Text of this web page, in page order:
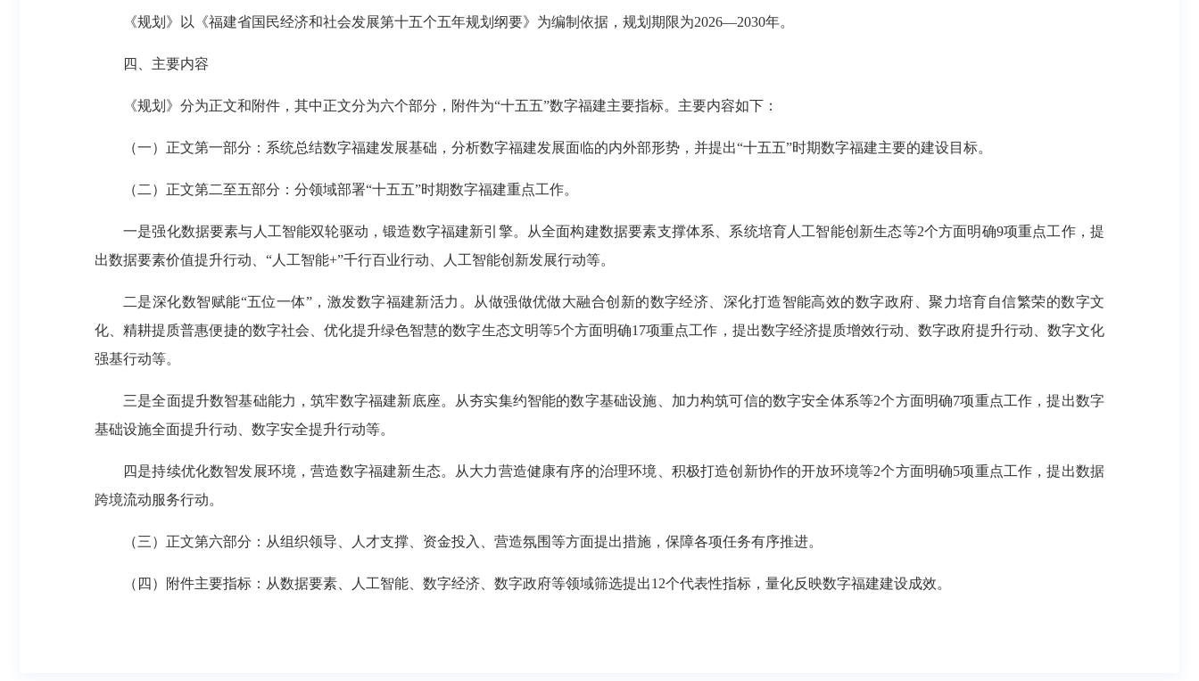
《规划》以《福建省国民经济和社会发展第十五个五年规划纲要》为编制依据，规划期限为2026—2030年。
四、主要内容
《规划》分为正文和附件，其中正文分为六个部分，附件为“十五五”数字福建主要指标。主要内容如下：
（一）正文第一部分：系统总结数字福建发展基础，分析数字福建发展面临的内外部形势，并提出“十五五”时期数字福建主要的建设目标。
（二）正文第二至五部分：分领域部署“十五五”时期数字福建重点工作。
一是强化数据要素与人工智能双轮驱动，锻造数字福建新引擎。从全面构建数据要素支撑体系、系统培育人工智能创新生态等2个方面明确9项重点工作，提
出数据要素价值提升行动、“人工智能+”千行百业行动、人工智能创新发展行动等。
二是深化数智赋能“五位一体”，激发数字福建新活力。从做强做优做大融合创新的数字经济、深化打造智能高效的数字政府、聚力培育自信繁荣的数字文
化、精耕提质普惠便捷的数字社会、优化提升绿色智慧的数字生态文明等5个方面明确17项重点工作，提出数字经济提质增效行动、数字政府提升行动、数字文化
强基行动等。
三是全面提升数智基础能力，筑牢数字福建新底座。从夯实集约智能的数字基础设施、加力构筑可信的数字安全体系等2个方面明确7项重点工作，提出数字
基础设施全面提升行动、数字安全提升行动等。
四是持续优化数智发展环境，营造数字福建新生态。从大力营造健康有序的治理环境、积极打造创新协作的开放环境等2个方面明确5项重点工作，提出数据
跨境流动服务行动。
（三）正文第六部分：从组织领导、人才支撑、资金投入、营造氛围等方面提出措施，保障各项任务有序推进。
（四）附件主要指标：从数据要素、人工智能、数字经济、数字政府等领域筛选提出12个代表性指标，量化反映数字福建建设成效。